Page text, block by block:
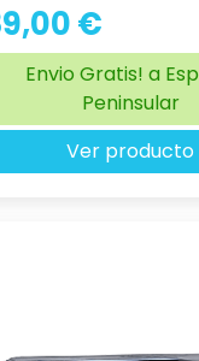
€
Envio Gratis! a
Peninsular
Ver producto